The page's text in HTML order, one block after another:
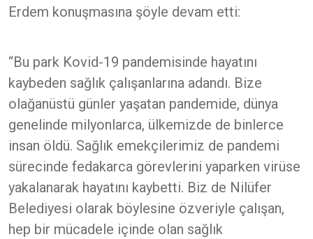
Erdem konuşmasına şöyle devam etti:
“Bu park Kovid-19 pandemisinde hayatını
kaybeden sağlık çalışanlarına adandı. Bize
olağanüstü günler yaşatan pandemide, dünya
genelinde milyonlarca, ülkemizde de binlerce
insan öldü. Sağlık emekçilerimiz de pandemi
sürecinde fedakarca görevlerini yaparken virüse
yakalanarak hayatını kaybetti. Biz de Nilüfer
Belediyesi olarak böylesine özveriyle çalışan,
hep bir mücadele içinde olan sağlık